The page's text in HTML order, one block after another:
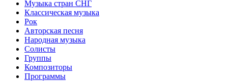
Музыка стран СНГ
Классическая музыка
Рок
Авторская песня
Народная музыка
Солисты
Группы
Композиторы
Программы